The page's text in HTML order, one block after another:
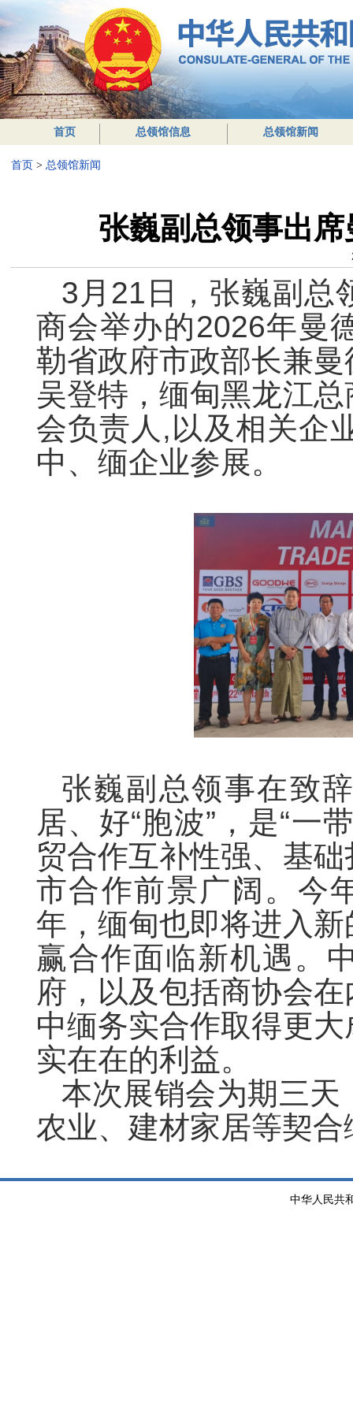
首页 总领馆信息 总领馆新闻
首页 > 总领馆新闻
张巍副总领事出
3月21日，张巍副总
商会举办的2026年曼
勒省政府市政部长兼
吴登特，缅甸黑龙江
会负责人,以及相关企
中、缅企业参展。
张巍副总领事在致
居、好“胞波”，是“一
贸合作互补性强、基
市合作前景广阔。今
年，缅甸也即将进入
赢合作面临新机遇。
府，以及包括商协会
中缅务实合作取得更
实在在的利益。
本次展销会为期三
农业、建材家居等契
中华人民共